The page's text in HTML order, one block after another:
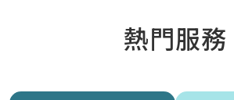
熱門服務